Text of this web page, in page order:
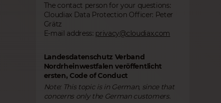
The contact person for your questions:
Cloudiax Data Protection Officer: Peter
Grätz
E-mail address: privacy@cloudiax.com
Landesdatenschutz Verband
Nordrheinwestfalen veröffentlicht
ersten‚ Code of Conduct
Note: This topic is in German, since that
concerns only the German customers.